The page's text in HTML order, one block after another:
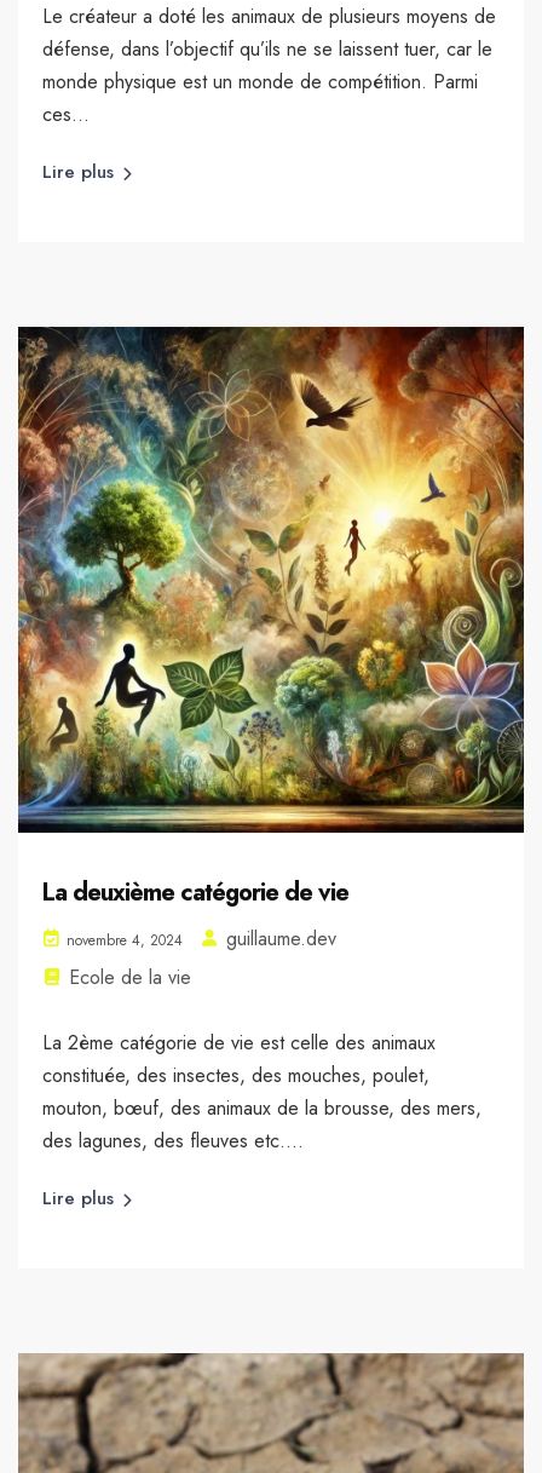
Le créateur a doté les animaux de plusieurs moyens de
défense, dans l’objectif qu’ils ne se laissent tuer, car le
monde physique est un monde de compétition. Parmi
ces...
Lire plus
La deuxième catégorie de vie
novembre 4, 2024
guillaume.dev
Ecole de la vie
La 2ème catégorie de vie est celle des animaux
constituée, des insectes, des mouches, poulet,
mouton, bœuf, des animaux de la brousse, des mers,
des lagunes, des fleuves etc....
Lire plus